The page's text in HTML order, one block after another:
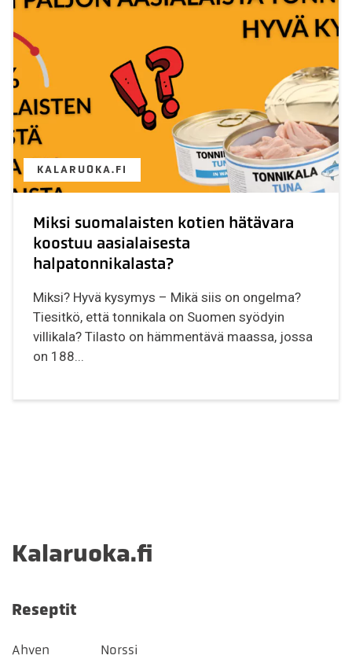
KALARUOKA.FI
Miksi suomalaisten kotien hätävara
koostuu aasialaisesta
halpatonnikalasta?
Miksi? Hyvä kysymys – Mikä siis on ongelma?
Tiesitkö, että tonnikala on Suomen syödyin
villikala? Tilasto on hämmentävä maassa, jossa
on 188...
Kalaruoka.fi
Reseptit
Ahven
Norssi